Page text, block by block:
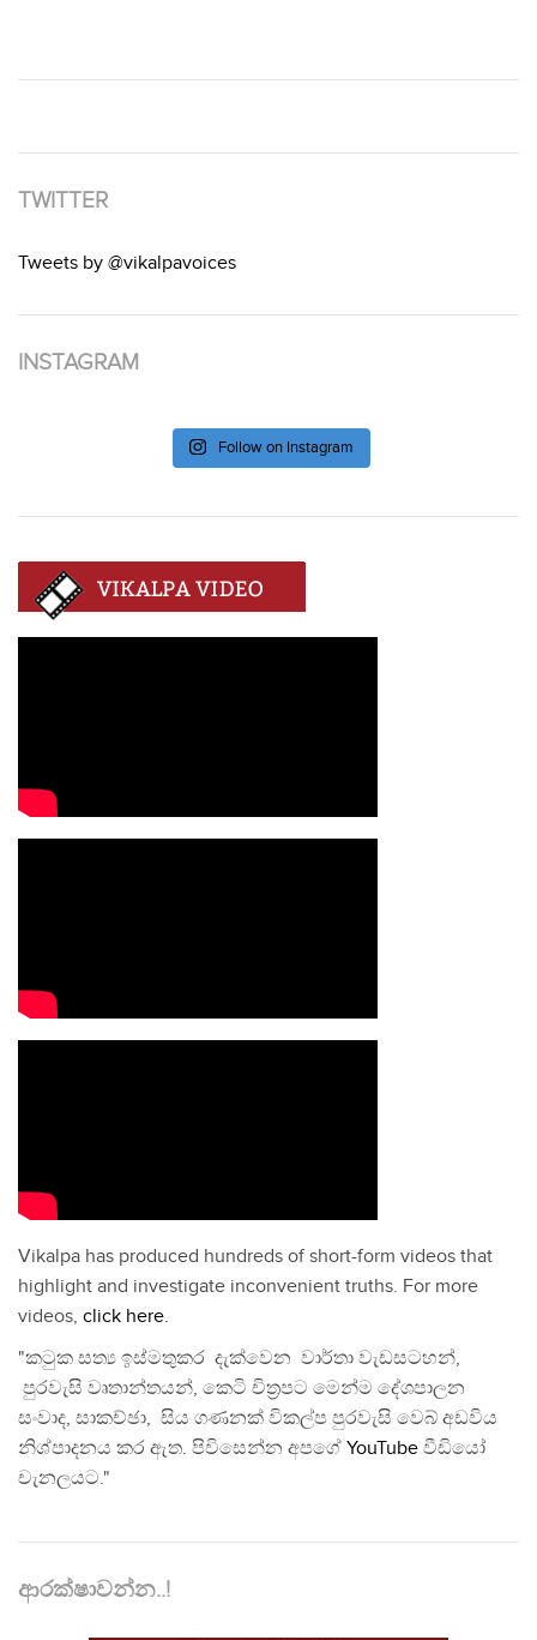
TWITTER
Tweets by @vikalpavoices
INSTAGRAM
Follow on Instagram
Vikalpa has produced hundreds of short-form videos that
highlight and investigate inconvenient truths. For more
videos, click here.
"කටුක සත්‍ය ඉස්මතුකර දැක්වෙන වාර්තා වැඩසටහන්,
පුරවැසි වෘතාන්තයන්, කෙටි චිත්‍රපට මෙන්ම දේශපාලන
සංවාද, සාකච්ඡා, සිය ගණනක් විකල්ප පුරවැසි වෙබ් අඩවිය
නිශ්පාදනය කර ඇත. පිවිසෙන්න අපගේ YouTube වීඩියෝ
චැනලයට."
ආරක්ෂාවන්න..!